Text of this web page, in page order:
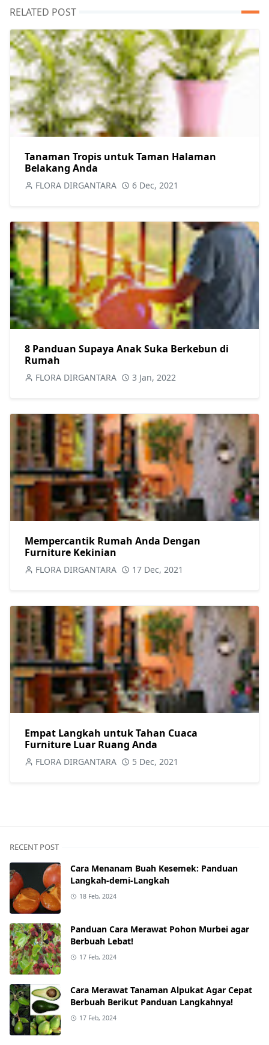
RELATED POST
Tanaman Tropis untuk Taman Halaman
Belakang Anda
FLORA DIRGANTARA 6 Dec, 2021
8 Panduan Supaya Anak Suka Berkebun di
Rumah
FLORA DIRGANTARA 3 Jan, 2022
Mempercantik Rumah Anda Dengan
Furniture Kekinian
FLORA DIRGANTARA 17 Dec, 2021
Empat Langkah untuk Tahan Cuaca
Furniture Luar Ruang Anda
FLORA DIRGANTARA 5 Dec, 2021
RECENT POST
Cara Menanam Buah Kesemek: Panduan
Langkah-demi-Langkah
18 Feb, 2024
Panduan Cara Merawat Pohon Murbei agar
Berbuah Lebat!
17 Feb, 2024
Cara Merawat Tanaman Alpukat Agar Cepat
Berbuah Berikut Panduan Langkahnya!
17 Feb, 2024